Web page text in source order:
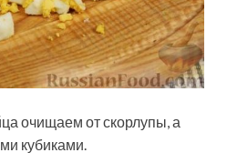
очищаем от скорлупы, а
кубиками.